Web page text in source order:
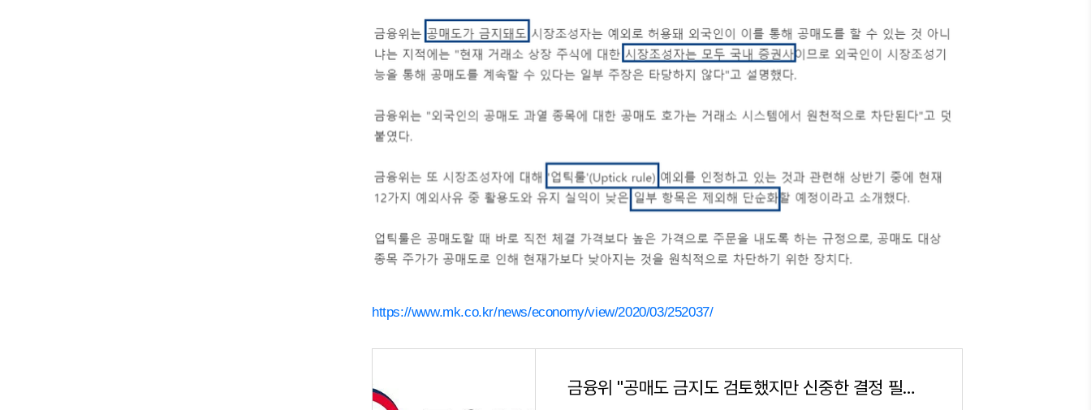
https://www.mk.co.kr/news/economy/view/2020/03/252037/
금융위 "공매도 금지도 검토했지만 신중한 결정 필요" - 매일경제